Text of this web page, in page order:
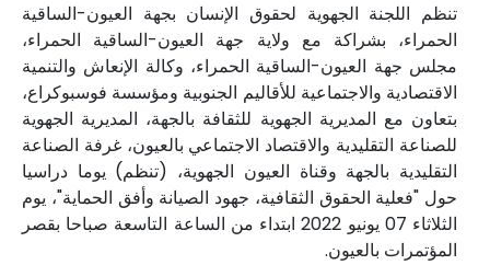
تنظم اللجنة الجهوية لحقوق الإنسان بجهة العيون-الساقية
الحمراء، بشراكة مع ولاية جهة العيون-الساقية الحمراء،
مجلس جهة العيون-الساقية الحمراء، وكالة الإنعاش والتنمية
الاقتصادية والاجتماعية للأقاليم الجنوبية ومؤسسة فوسبوكراع،
بتعاون مع المديرية الجهوية للثقافة بالجهة، المديرية الجهوية
للصناعة التقليدية والاقتصاد الاجتماعي بالعيون، غرفة الصناعة
التقليدية بالجهة وقناة العيون الجهوية، (تنظم) يوما دراسيا
حول "فعلية الحقوق الثقافية، جهود الصيانة وأفق الحماية"، يوم
الثلاثاء 07 يونيو 2022 ابتداء من الساعة التاسعة صباحا بقصر
المؤتمرات بالعيون.